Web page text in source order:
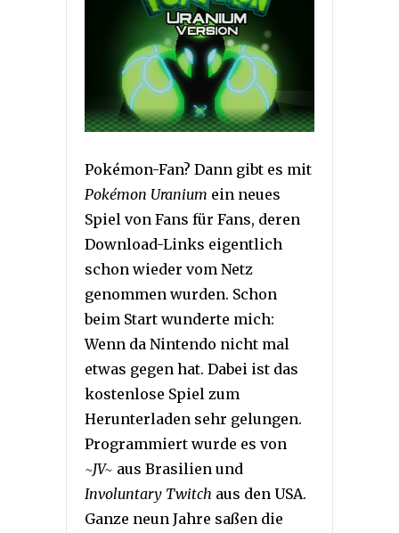
Pokémon-Fan? Dann gibt es mit
Pokémon Uranium ein neues
Spiel von Fans für Fans, deren
Download-Links eigentlich
schon wieder vom Netz
genommen wurden. Schon
beim Start wunderte mich:
Wenn da Nintendo nicht mal
etwas gegen hat. Dabei ist das
kostenlose Spiel zum
Herunterladen sehr gelungen.
Programmiert wurde es von
~JV~ aus Brasilien und
Involuntary Twitch aus den USA.
Ganze neun Jahre saßen die